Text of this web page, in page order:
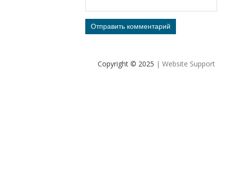
Copyright © 2025 | Website Support